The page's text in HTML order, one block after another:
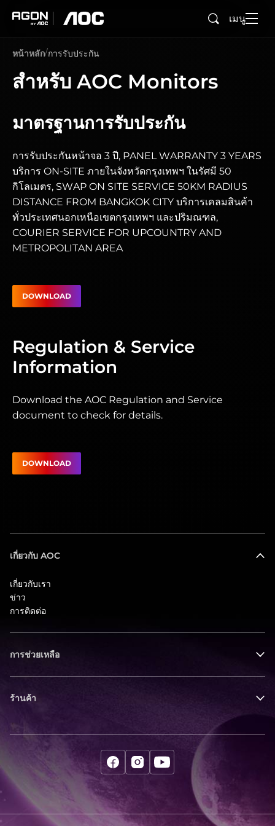
ค้นหาเมนู
หน้าหลัก การรับประกัน
สำหรับ AOC Monitors
มาตรฐานการรับประกัน
การรับประกันหน้าจอ 3 ปี, PANEL WARRANTY 3 YEARS
บริการ ON-SITE ภายในจังหวัดกรุงเทพฯ ในรัศมี 50
กิโลเมตร, SWAP ON SITE SERVICE 50KM RADIUS
DISTANCE FROM BANGKOK CITY บริการเคลมสินค้า
ทั่วประเทศนอกเหนือเขตกรุงเทพฯ และปริมณฑล,
COURIER SERVICE FOR UPCOUNTRY AND
METROPOLITAN AREA
DOWNLOAD
Regulation & Service
Information
Download the AOC Regulation and Service
document to check for details.
DOWNLOAD
เกี่ยวกับ AOC
เกี่ยวกับเรา
ข่าว
การติดต่อ
การช่วยเหลือ
ร้านค้า